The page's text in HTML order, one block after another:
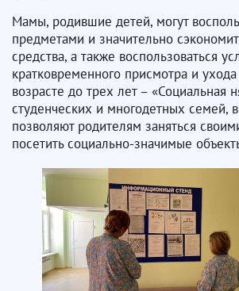
Мамы, родившие детей, могут
предметами и значительно
средства, а также воспользоваться
кратковременного присмотра и
возрасте до трех лет – «Социальная
студенческих и многодетных семей,
позволяют родителям заняться
посетить социально-значимые